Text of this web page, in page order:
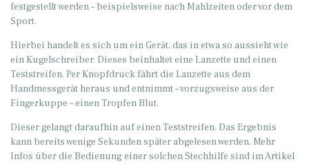
festgestellt werden – beispielsweise nach Mahlzeiten oder vor dem
Sport.
Hierbei handelt es sich um ein Gerät, das in etwa so aussieht wie
ein Kugelschreiber. Dieses beinhaltet eine Lanzette und einen
Teststreifen. Per Knopfdruck fährt die Lanzette aus dem
Handmessgerät heraus und entnimmt – vorzugsweise aus der
Fingerkuppe – einen Tropfen Blut.
Dieser gelangt daraufhin auf einen Teststreifen. Das Ergebnis
kann bereits wenige Sekunden später abgelesen werden. Mehr
Infos über die Bedienung einer solchen Stechhilfe sind im Artikel